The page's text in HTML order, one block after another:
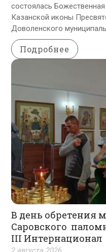
состоялась
Казанской иконы
Доволенского
Подробнее
В день обретения
Саровского
III Интернационал